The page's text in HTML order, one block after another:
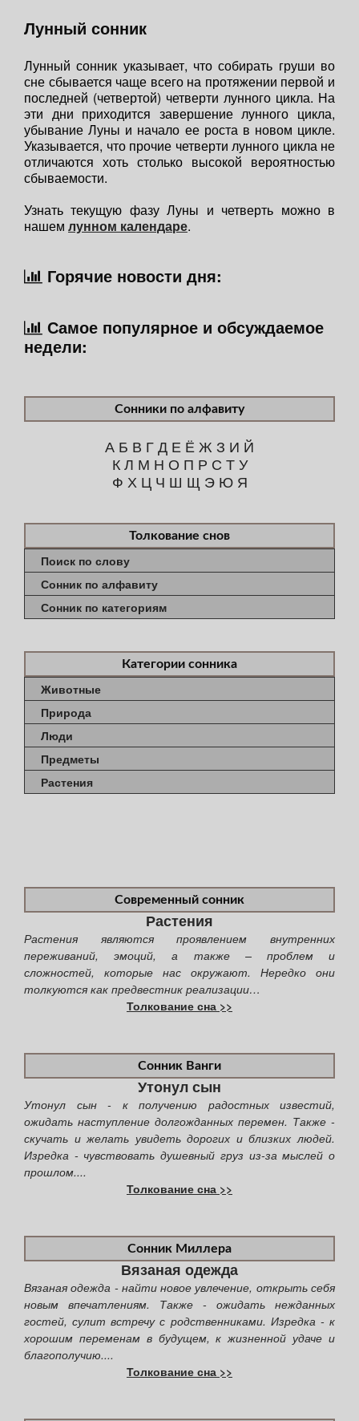
Лунный сонник
Лунный сонник указывает, что собирать груши во
сне сбывается чаще всего на протяжении первой и
последней (четвертой) четверти лунного цикла. На
эти дни приходится завершение лунного цикла,
убывание Луны и начало ее роста в новом цикле.
Указывается, что прочие четверти лунного цикла не
отличаются хоть столько высокой вероятностью
сбываемости.
Узнать текущую фазу Луны и четверть можно в
нашем лунном календаре.
Горячие новости дня:
Самое популярное и обсуждаемое
недели:
Сонники по алфавиту
А Б В ГД Е Ё Ж З И Й
К Л М Н О П Р С Т У
Ф Х Ц Ч Ш Щ Э Ю Я
Толкование снов
Поиск по слову
Сонник по алфавиту
Сонник по категориям
Категории сонника
Животные
Природа
Люди
Предметы
Растения
Современный сонник
Растения
Растения являются проявлением внутренних
переживаний, эмоций, а также – проблем и
сложностей, которые нас окружают. Нередко они
толкуются как предвестник реализации…
Толкование сна >>
Сонник Ванги
Утонул сын
Утонул сын - к получению радостных известий,
ожидать наступление долгожданных перемен. Также -
скучать и желать увидеть дорогих и близких людей.
Изредка - чувствовать душевный груз из-за мыслей о
прошлом....
Толкование сна >>
Сонник Миллера
Вязаная одежда
Вязаная одежда - найти новое увлечение, открыть себя
новым впечатлениям. Также - ожидать нежданных
гостей, сулит встречу с родственниками. Изредка - к
хорошим переменам в будущем, к жизненной удаче и
благополучию....
Толкование сна >>